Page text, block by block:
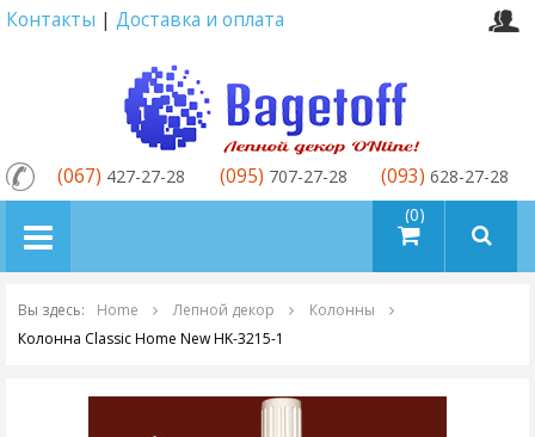
Контакты | Доставка и оплата
товаров (0)
(067) 427-27-28 (095) 707-27-28 (093) 628-27-28
Вы здесь: Home Лепной декор
Колонны
Колонна Classic Home New HK-3215-1